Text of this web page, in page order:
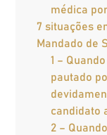
médica
7 situações
Mandado de
1 –
pautado
candidato
2 –